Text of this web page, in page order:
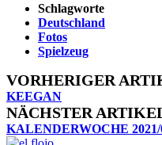
Schlagworte
Deutschland
Fotos
Spielzeug
VORHERIGER
KEEGAN
NÄCHSTER
KALENDERWOCHE 2021/